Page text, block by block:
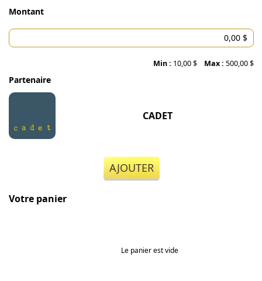
Montant
Min : 10,00 $ Max : 500,00 $
Partenaire
CADET
AJOUTER
Votre panier
Le panier est vide